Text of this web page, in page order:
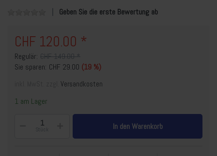
Geben Sie die erste Bewertung ab
CHF 120.00 *
Regulär: CHF 149.00 *
Sie sparen: CHF 29.00 (19 %)
Versandkosten
1 am Lager
Stück In den Warenkorb